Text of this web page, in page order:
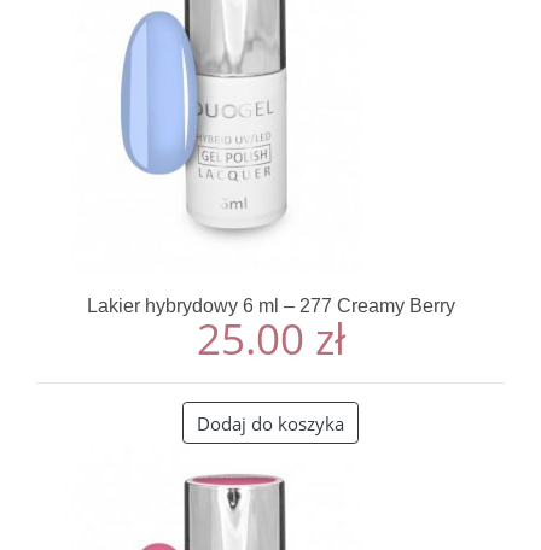
Lakier hybrydowy 6 ml – 277 Creamy Berry
25.00 zł
Dodaj do koszyka